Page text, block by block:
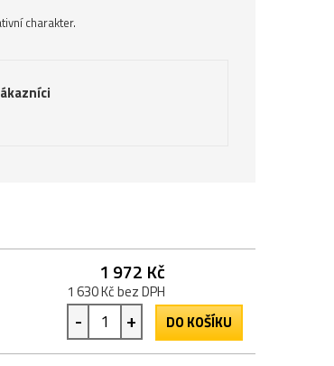
charakter.
1 972 Kč
1 630 Kč bez DPH
- + DO KOŠÍKU